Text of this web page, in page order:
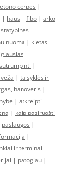
cerpes |
| haus | fibo | arko
statybinės
nuoma | kietas
|
| taisyklės ir
hanoveris |
| atkreipti
| kaip pasiruošti
paslaugos |
|
ir terminai |
| patogiau |